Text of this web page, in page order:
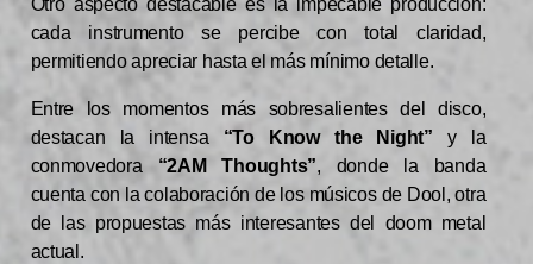
Otro aspecto destacable es la impecable producción:
cada instrumento se percibe con total claridad,
permitiendo apreciar hasta el más mínimo detalle.
Entre los momentos más sobresalientes del disco,
destacan la intensa “To Know the Night” y la
conmovedora “2AM Thoughts”, donde la banda
cuenta con la colaboración de los músicos de Dool, otra
de las propuestas más interesantes del doom metal
actual.